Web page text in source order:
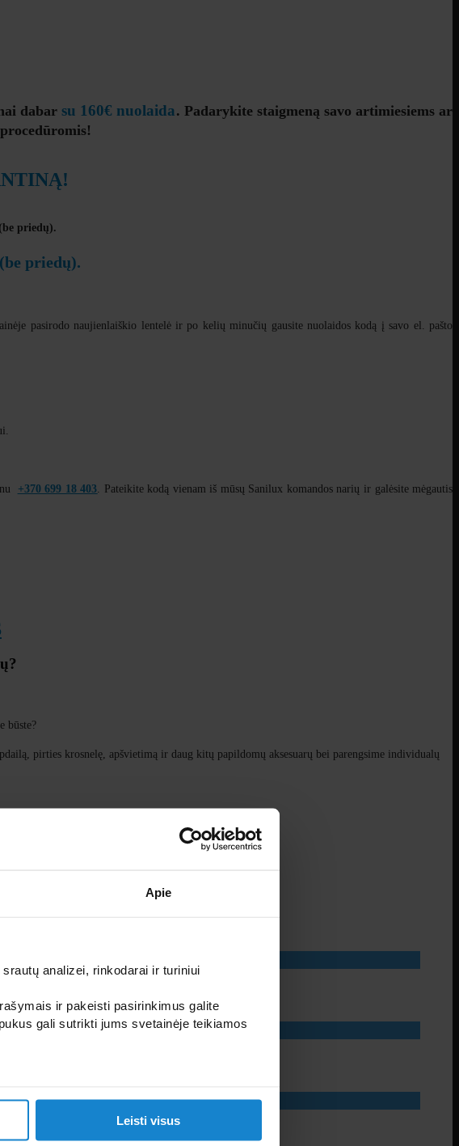
Apie
analizei, rinkodarai ir turiniui
ir pakeisti pasirinkimus galite
gali sutrikti jums svetainėje teikiamos
Leisti visus
dabarsu 160€ nuolaida . Padarykite staigmeną savo artimiesiems ar
priedų).
priedų).
pasirodo naujienlaiškio lentelė ir po kelių minučių gausite nuolaidos kodą į savo el. pašto
+370 699 18 403 . Pateikite kodą vienam iš mūsų Sanilux komandos narių ir galėsite mėgautis
būste?
pirties krosnelę, apšvietimą ir daug kitų papildomų aksesuarų bei parengsime individualų